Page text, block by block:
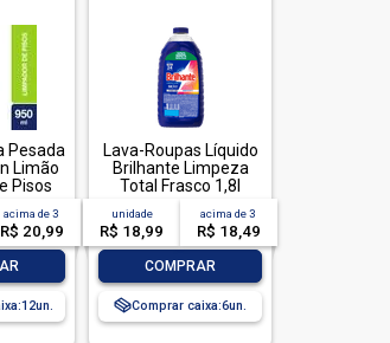
Pesada
Limão
Pisos
acima de3
R$ 20,99
12
Lava-Roupas Líquido
Brilhante Limpeza
Total Frasco 1,8l
unidade
R$ 18,99
acima de3
R$ 18,49
COMPRAR
Comprar caixa:6